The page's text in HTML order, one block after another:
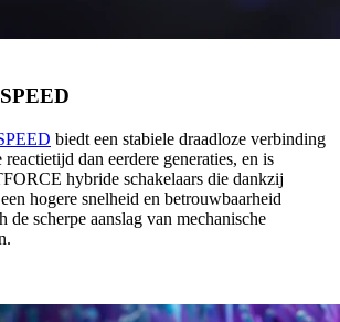
biedt een stabiele draadloze verbinding
dan eerdere generaties, en is
hybride schakelaars die dankzij
hogere snelheid en betrouwbaarheid
de scherpe aanslag van mechanische